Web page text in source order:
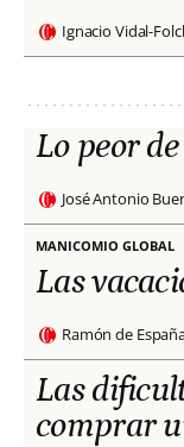
Ignacio Vidal-
Lo peor
José Antonio
MANICOMIO GLOBAL
Las
Ramón de
Las
comprar